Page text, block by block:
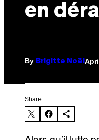
en
By Brigitte Noël
Share: